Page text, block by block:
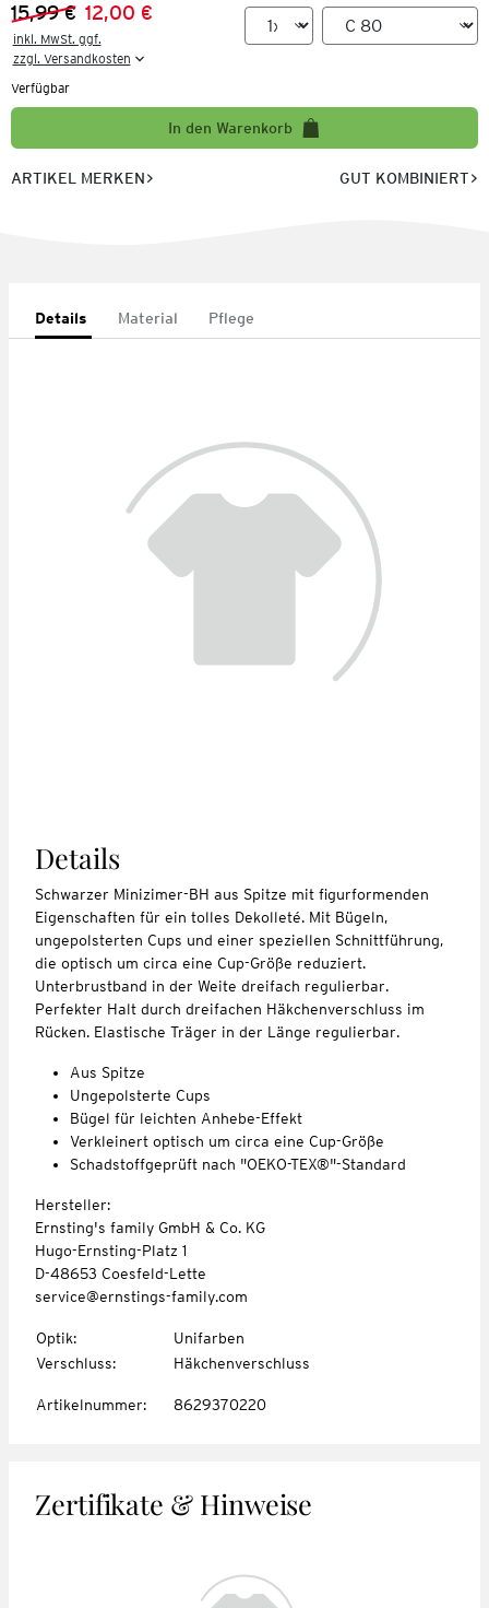
Vorheriger Preis:
15,99 €
Neuer Preis:
12,00 €
inkl. MwSt. ggf.
zzgl. Versandkosten
Verfügbar
In den Warenkorb
ARTIKEL MERKEN GUT KOMBINIERT
Details Material Pflege
Details
Schwarzer Minizimer-BH aus Spitze mit figurformenden
Eigenschaften für ein tolles Dekolleté. Mit Bügeln,
ungepolsterten Cups und einer speziellen Schnittführung,
die optisch um circa eine Cup-Größe reduziert.
Unterbrustband in der Weite dreifach regulierbar.
Perfekter Halt durch dreifachen Häkchenverschluss im
Rücken. Elastische Träger in der Länge regulierbar.
Aus Spitze
Ungepolsterte Cups
Bügel für leichten Anhebe-Effekt
Verkleinert optisch um circa eine Cup-Größe
Schadstoffgeprüft nach "OEKO-TEX®"-Standard
Hersteller:
Ernsting's family GmbH & Co. KG
Hugo-Ernsting-Platz 1
D-48653 Coesfeld-Lette
service@ernstings-family.com
Optik:
Unifarben
Verschluss: Häkchenverschluss
Artikelnummer: 8629370220
Zertifikate & Hinweise